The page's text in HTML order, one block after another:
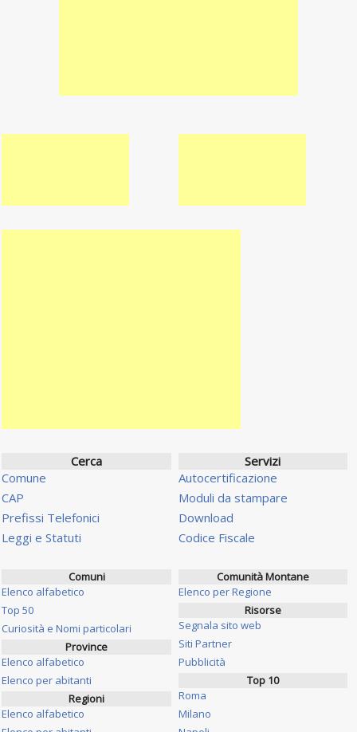
Cerca
Comune
CAP
Prefissi Telefonici
Leggi e Statuti
Servizi
Autocertificazione
Moduli da stampare
Download
Codice Fiscale
Comuni
Elenco alfabetico
Top 50
Curiosità e Nomi particolari
Province
Elenco alfabetico
Elenco per abitanti
Regioni
Elenco alfabetico
Comunità Montane
Elenco per Regione
Risorse
Segnala sito web
Siti Partner
Pubblicità
Top 10
Roma
Milano